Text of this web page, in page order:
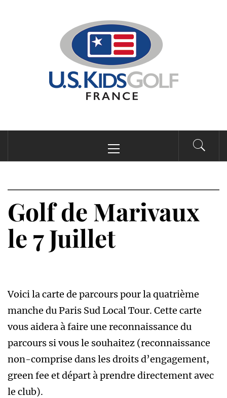
principal
Golf de Marivaux
le 7 Juillet
Voici la carte de parcours pour la quatrième
manche du Paris Sud Local Tour. Cette carte
vous aidera à faire une reconnaissance du
parcours si vous le souhaitez (reconnaissance
non-comprise dans les droits d’engagement,
green fee et départ à prendre directement avec
le club).